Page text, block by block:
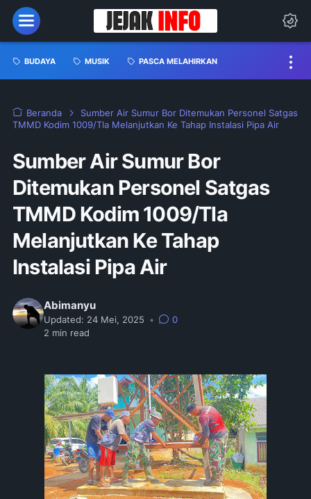
BUDAYA MUSIK PASCA MELAHIRKAN
Beranda
Sumber Air Sumur Bor Ditemukan Personel Satgas
TMMD Kodim 1009/Tla Melanjutkan Ke Tahap Instalasi Pipa Air
Sumber Air Sumur Bor
Ditemukan Personel Satgas
TMMD Kodim 1009/Tla
Melanjutkan Ke Tahap
Instalasi Pipa Air
Abimanyu
Updated: 24 Mei, 2025 •
0
2 min read